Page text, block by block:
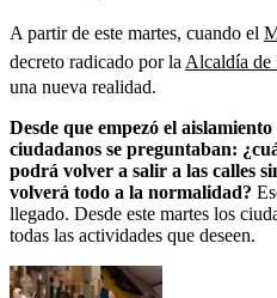
A partir de este martes, cuando el
decreto radicado por la Alcaldía de
una nueva realidad.
Desde que empezó el
ciudadanos se preguntaban:
podrá volver a salir a las calles
volverá todo a la normalidad?
llegado. Desde este martes los
todas las actividades que deseen.